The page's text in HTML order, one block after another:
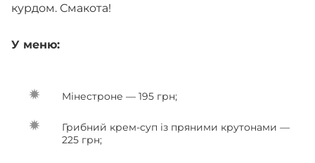
курдом. Смакота!
У меню:
Мінестроне — 195 грн;
Грибний крем-суп із пряними крутонами —
225 грн;